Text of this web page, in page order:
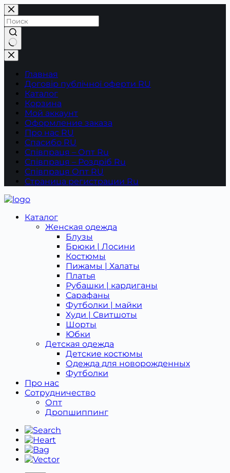
Перейти
к
сути
Ничего
не
найденоГлавная
Договір публічної оферти RU
Каталог
Корзина
Мой аккаунт
Оформление заказа
Про нас RU
Спасибо RU
Співпраця – Опт Ru
Співпраця – Роздріб Ru
Співпраця Опт RU
Страница регистрации Ru
Каталог
Женская одежда
Блузы
Брюки | Лосини
Костюмы
Пижамы | Халаты
Платья
Рубашки | кардиганы
Сарафаны
Футболки | майки
Худи | Свитшоты
Шорты
Юбки
Детская одежда
Детcкие костюмы
Одежда для новорожденных
Футболки
Про нас
Сотрудничество
Опт
Дропшиппинг